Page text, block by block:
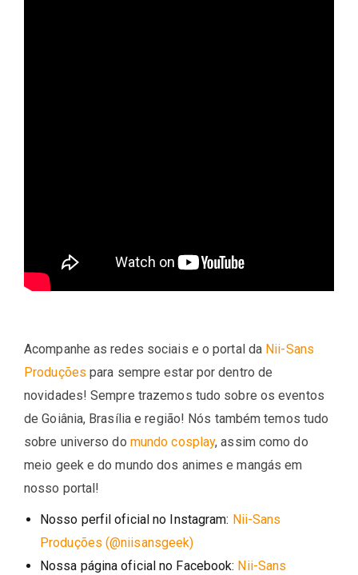
Acompanhe as redes sociais e o portal da Nii-Sans
Produções para sempre estar por dentro de
novidades! Sempre trazemos tudo sobre os eventos
de Goiânia, Brasília e região! Nós também temos tudo
sobre universo do mundo cosplay, assim como do
meio geek e do mundo dos animes e mangás em
nosso portal!
Nosso perfil oficial no Instagram: Nii-Sans
Produções (@niisansgeek)
Nossa página oficial no Facebook: Nii-Sans